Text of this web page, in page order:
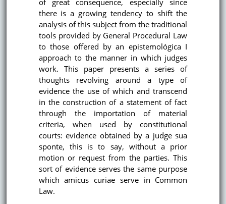
of great consequence, especially since
there is a growing tendency to shift the
analysis of this subject from the traditional
tools provided by General Procedural Law
to those offered by an epistemológica I
approach to the manner in which judges
work. This paper presents a series of
thoughts revolving around a type of
evidence the use of which and transcend
in the construction of a statement of fact
through the importation of material
criteria, when used by constitutional
courts: evidence obtained by a judge sua
sponte, this is to say, without a prior
motion or request from the parties. This
sort of evidence serves the same purpose
which amicus curiae serve in Common
Law.